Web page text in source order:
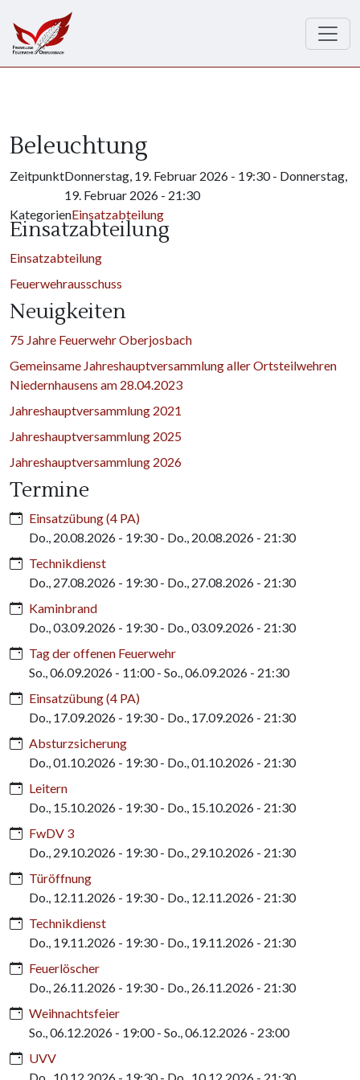
Beleuchtung
ZeitpunktDonnerstag, 19. Februar 2026 - 19:30- Donnerstag,
19. Februar 2026 - 21:30
KategorienEinsatzabteilung
Einsatzabteilung
Einsatzabteilung
Feuerwehrausschuss
Neuigkeiten
75 Jahre Feuerwehr Oberjosbach
Gemeinsame Jahreshauptversammlung aller Ortsteilwehren
Niedernhausens am 28.04.2023
Jahreshauptversammlung 2021
Jahreshauptversammlung 2025
Jahreshauptversammlung 2026
Termine
Einsatzübung (4 PA)
Do., 20.08.2026 - 19:30- Do., 20.08.2026 - 21:30
Technikdienst
Do., 27.08.2026 - 19:30- Do., 27.08.2026 - 21:30
Kaminbrand
Do., 03.09.2026 - 19:30- Do., 03.09.2026 - 21:30
Tag der offenen Feuerwehr
So., 06.09.2026 - 11:00- So., 06.09.2026 - 21:30
Einsatzübung (4 PA)
Do., 17.09.2026 - 19:30- Do., 17.09.2026 - 21:30
Absturzsicherung
Do., 01.10.2026 - 19:30- Do., 01.10.2026 - 21:30
Leitern
Do., 15.10.2026 - 19:30- Do., 15.10.2026 - 21:30
FwDV 3
Do., 29.10.2026 - 19:30- Do., 29.10.2026 - 21:30
Türöffnung
Do., 12.11.2026 - 19:30- Do., 12.11.2026 - 21:30
Technikdienst
Do., 19.11.2026 - 19:30- Do., 19.11.2026 - 21:30
Feuerlöscher
Do., 26.11.2026 - 19:30- Do., 26.11.2026 - 21:30
Weihnachtsfeier
So., 06.12.2026 - 19:00- So., 06.12.2026 - 23:00
UVV